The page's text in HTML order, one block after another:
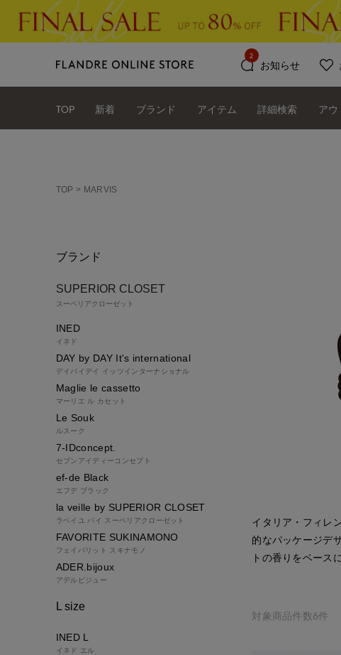
お知らせ
2
TOP 新着 ブランド アイテム 詳細検索 アウ
TOP MARVIS
イタリア・フィレ
的なパッケージデ
トの香りをベース
対象商品件数6件
ブランド
SUPERIOR CLOSET
スーペリアクローゼット
INED
イネド
DAY by DAY It's international
デイバイデイ イッツインターナショナル
Maglie le cassetto
マーリエ ル カセット
Le Souk
ルスーク
7-IDconcept.
セブンアイディーコンセプト
ef-de Black
エフデ ブラック
la veille by SUPERIOR CLOSET
ラベイユ バイ スーペリアクローゼット
FAVORITE SUKINAMONO
フェイバリット スキナモノ
ADER.bijoux
アデルビジュー
L size
INED L
イネド エル